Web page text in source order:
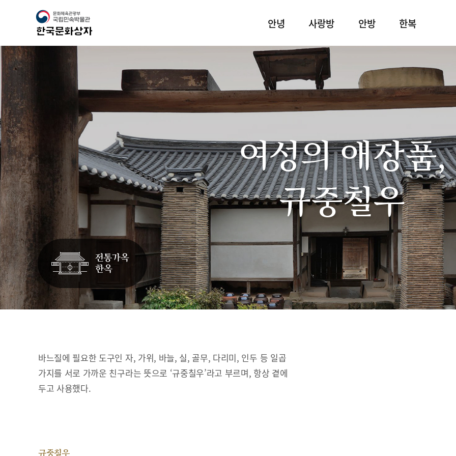
안녕 사랑방 안방 한복
여성의 애장품,
규중칠우
바느질에 필요한 도구인 자, 가위, 바늘, 실, 골무, 다리미, 인두 등 일곱
가지를 서로 가까운 친구라는 뜻으로 ‘규중칠우’라고 부르며, 항상 곁에
두고 사용했다.
규중칠우